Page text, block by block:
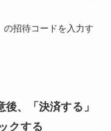
の招待コードを入力す
、「決済する」
クする